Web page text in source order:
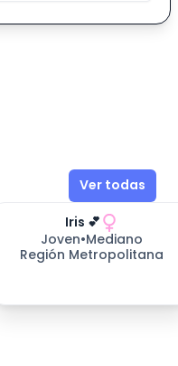
Ver todas
Iris 💕
Joven•Mediano
Región Metropolitana